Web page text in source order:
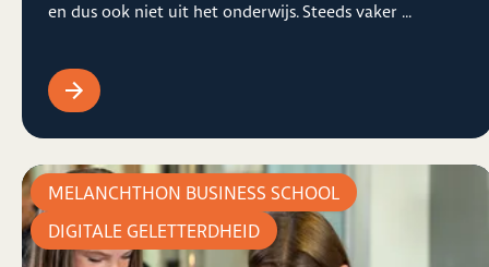
en dus ook niet uit het onderwijs. Steeds vaker ...
MELANCHTHON BUSINESS SCHOOL
DIGITALE GELETTERDHEID